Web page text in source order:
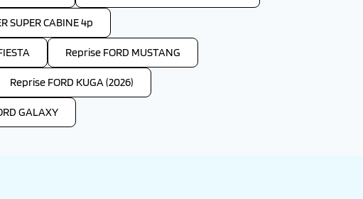
SUPER CABINE 4p
Reprise FORD MUSTANG
Reprise FORD KUGA (2026)
GALAXY